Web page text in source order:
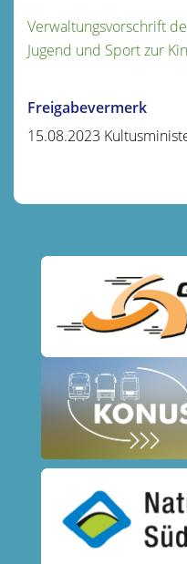
Verwaltungsvorschrift
Jugend und Sport zur
Freigabevermerk
15.08.2023